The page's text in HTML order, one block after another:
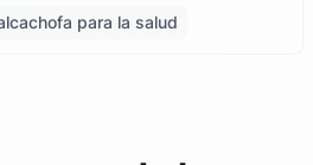
para la salud